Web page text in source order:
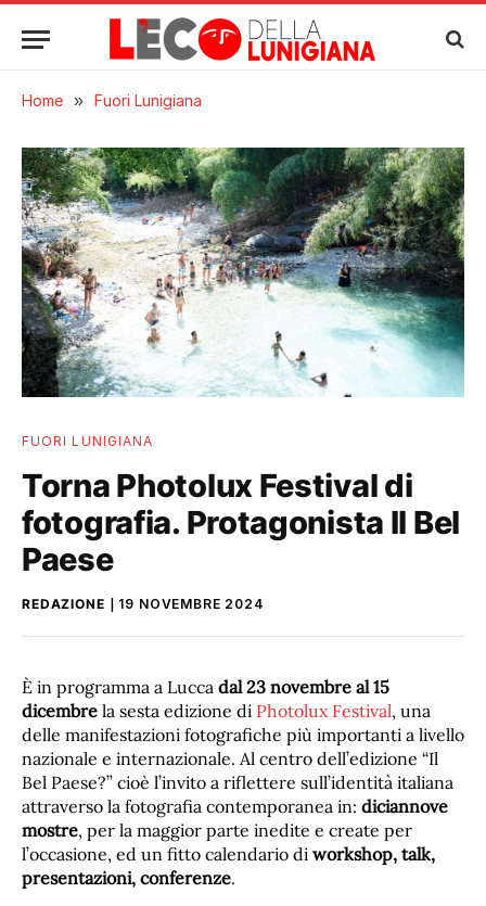
Home » Fuori Lunigiana
FUORI LUNIGIANA
Torna Photolux Festival di
fotografia. Protagonista Il Bel
Paese
REDAZIONE 19 NOVEMBRE 2024
È in programma a Lucca dal 23 novembre al 15
dicembre la sesta edizione di Photolux Festival, una
delle manifestazioni fotografiche più importanti a livello
nazionale e internazionale. Al centro dell’edizione “Il
Bel Paese?” cioè l’invito a riflettere sull’identità italiana
attraverso la fotografia contemporanea in: diciannove
mostre, per la maggior parte inedite e create per
l’occasione, ed un fitto calendario di workshop, talk,
presentazioni, conferenze.